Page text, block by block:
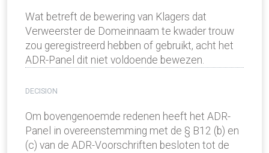
Wat betreft de bewering van Klagers dat
Verweerster de Domeinnaam te kwader trouw
zou geregistreerd hebben of gebruikt, acht het
ADR-Panel dit niet voldoende bewezen.
DECISION
Om bovengenoemde redenen heeft het ADR-
Panel in overeenstemming met de § B12 (b) en
(c) van de ADR-Voorschriften besloten tot de